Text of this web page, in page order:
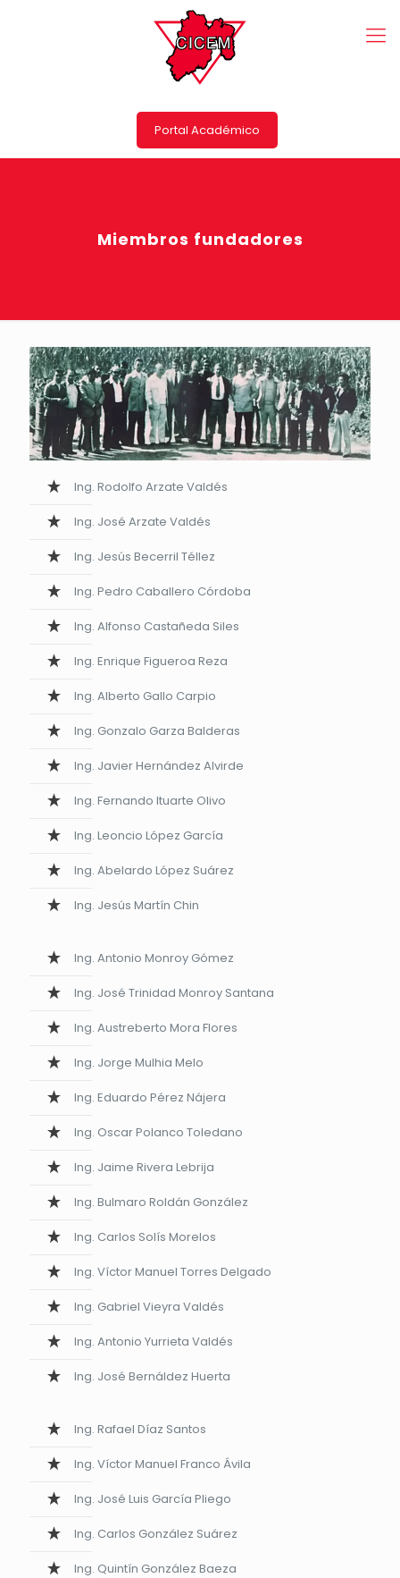
Portal Académico
Miembros fundadores
Ing. Rodolfo Arzate Valdés
Ing. José Arzate Valdés
Ing. Jesús Becerril Téllez
Ing. Pedro Caballero Córdoba
Ing. Alfonso Castañeda Siles
Ing. Enrique Figueroa Reza
Ing. Alberto Gallo Carpio
Ing. Gonzalo Garza Balderas
Ing. Javier Hernández Alvirde
Ing. Fernando Ituarte Olivo
Ing. Leoncio López García
Ing. Abelardo López Suárez
Ing. Jesús Martín Chin
Ing. Antonio Monroy Gómez
Ing. José Trinidad Monroy Santana
Ing. Austreberto Mora Flores
Ing. Jorge Mulhia Melo
Ing. Eduardo Pérez Nájera
Ing. Oscar Polanco Toledano
Ing. Jaime Rivera Lebrija
Ing. Bulmaro Roldán González
Ing. Carlos Solís Morelos
Ing. Víctor Manuel Torres Delgado
Ing. Gabriel Vieyra Valdés
Ing. Antonio Yurrieta Valdés
Ing. José Bernáldez Huerta
Ing. Rafael Díaz Santos
Ing. Víctor Manuel Franco Ávila
Ing. José Luis García Pliego
Ing. Carlos González Suárez
Ing. Quintín González Baeza